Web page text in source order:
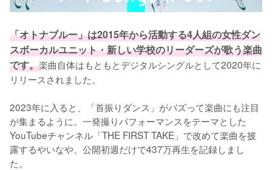
「オトナブルー」は2015年から活動する4人組の女性ダン
スボーカルユニット・新しい学校のリーダーズが歌う楽曲
です。楽曲自体はもともとデジタルシングルとして2020年に
リリースされました。
2023年に入ると、「首振りダンス」がバズって楽曲にも注目
が集まるように。一発撮りパフォーマンスをテーマとした
YouTubeチャンネル「THE FIRST TAKE」で改めて楽曲を披
露するやいなや、公開初週だけで437万再生を記録しまし
た。